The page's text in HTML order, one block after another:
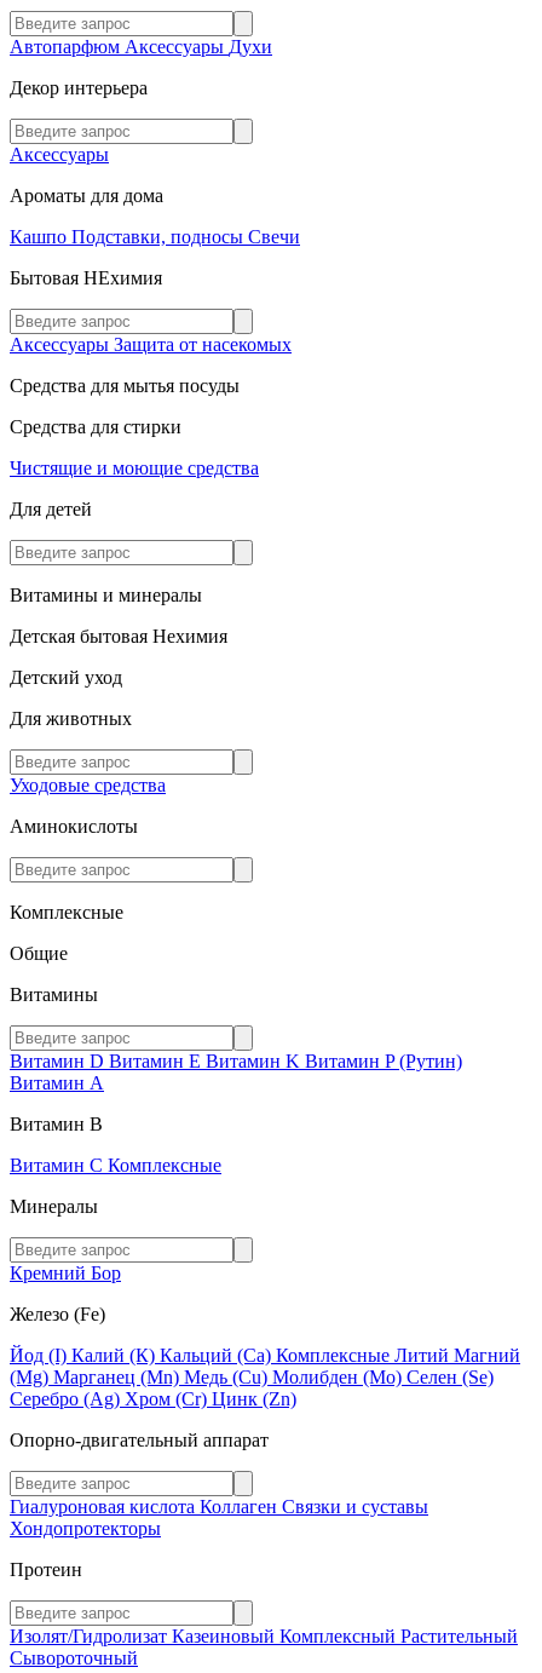
Автопарфюм Аксессуары Духи
Декор интерьера
Аксессуары
Ароматы для дома
Кашпо Подставки, подносы Свечи
Бытовая НЕхимия
Аксессуары Защита от насекомых
Средства для мытья посуды
Средства для стирки
Чистящие и моющие средства
Для детей
Витамины и минералы
Детская бытовая Нехимия
Детский уход
Для животных
Уходовые средства
Аминокислоты
Комплексные
Общие
Витамины
Витамин D Витамин E Витамин K Витамин P (Рутин)
Витамин А
Витамин В
Витамин C Комплексные
Минералы
Кремний Бор
Железо (Fe)
Йод (I) Калий (К) Кальций (Са) Комплексные Литий Магний
(Mg) Марганец (Mn) Медь (Сu) Молибден (Мо) Селен (Se)
Серебро (Ag) Хром (Cr) Цинк (Zn)
Опорно-двигательный аппарат
Гиалуроновая кислота Коллаген Связки и суставы
Хондопротекторы
Протеин
Изолят/Гидролизат Казеиновый Комплексный Растительный
Сывороточный